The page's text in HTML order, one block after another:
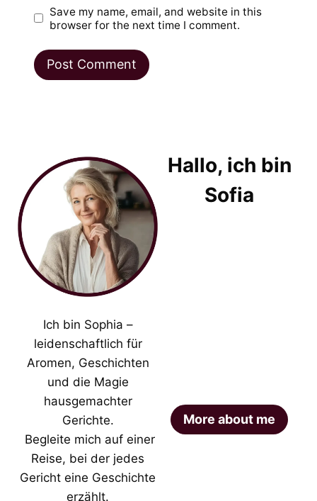
Save my name, email, and website in this
browser for the next time I comment.
Hallo, ich bin
Sofia
Ich bin Sophia –
leidenschaftlich für
Aromen, Geschichten
und die Magie
hausgemachter
Gerichte.
Begleite mich auf einer
Reise, bei der jedes
Gericht eine Geschichte
erzählt.
More about me